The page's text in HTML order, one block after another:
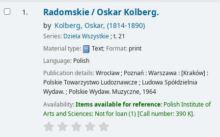
1. Radomskie / Oskar Kolberg.
by Kolberg, Oskar, (1814-1890)
Series: Dzieła Wszystkie; t. 21
Material type:
Text; Format: print
Language: Polish
Publication details:Wrocław ; Poznań : Warszawa : [Kraków] :
Polskie Towarzystwo Ludoznawcze ; Ludowa Spółdzielnia
Wydaw. ; Polskie Wydaw. Muzyczne, 1964
Availability:Items available for reference: Polish Institute of
Arts and Sciences: Not for loan(1) Call number:390 K .